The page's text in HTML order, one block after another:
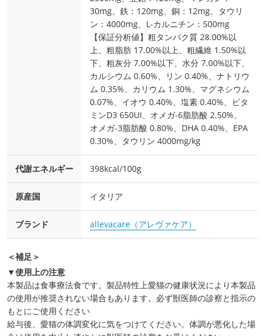
30mg、鉄：120mg、銅：12mg、タウリ
ン：4000mg、L-カルニチン：500mg
【保証分析値】粗タンパク質 28.00%以
上、粗脂肪 17.00%以上、粗繊維 1.50%以
下、粗灰分 7.00%以下、水分 7.00%以下、
カルシウム 0.60%、リン 0.40%、ナトリウ
ム 0.35%、カリウム 1.30%、マグネシウム
0.07%、イオウ 0.40%、塩素 0.40%、ビタ
ミンD3 650UI、オメガ-6脂肪酸 2.50%、
オメガ-3脂肪酸 0.80%、DHA 0.40%、EPA
0.30%、タウリン 4000mg/kg
代謝エネルギー 398kcal/100g
原産国 イタリア
ブランド allevacare（アレヴァケア）
＜補足＞
▼使用上の注意
本製品は食事療法食です。製品特性上愛猫の健康状況により本製品
の使用が推奨されない場合もあります。必ず獣医師の診察と指示の
もとにご使用ください
給与後、愛猫の体調変化に気をつけてください。体調が悪化した場